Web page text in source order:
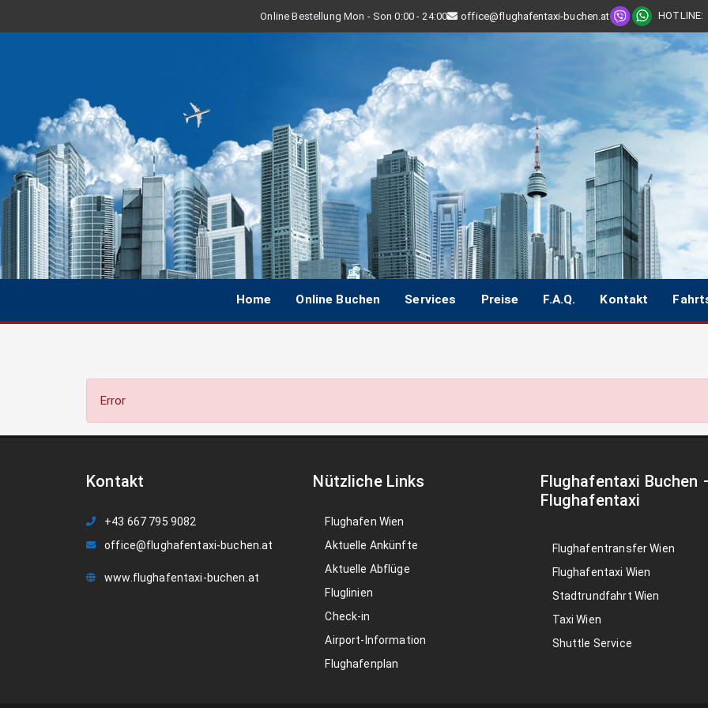
Online Bestellung Mon - Son 0:00 - 24:00 office@flughafentaxi-buchen.at HOTLINE:
Home Online Buchen Services Preise F.A.Q. Kontakt
Error
Kontakt
+43 667 795 9082
office@flughafentaxi-buchen.at
www.flughafentaxi-buchen.at
Nützliche Links
Flughafen Wien
Aktuelle Ankünfte
Aktuelle Abflüge
Fluglinien
Check-in
Airport-Information
Flughafenplan
Flughafentaxi Buchen
Flughafentaxi
Flughafentransfer Wien
Flughafentaxi Wien
Stadtrundfahrt Wien
Taxi Wien
Shuttle Service